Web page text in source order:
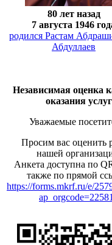
80 лет назад
7 августа 1946
родился Растам
Абдуллаев
Независимая оценка
оказания услуг
Уважаемые
Просим вас оценить
нашей
Анкета доступна по
также по прямой
https://forms.mkrf.ru/e/